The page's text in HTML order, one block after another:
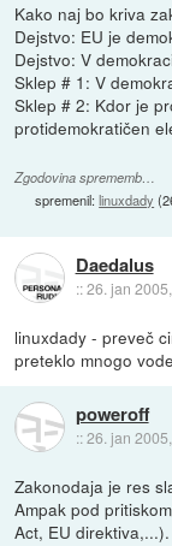
Kako naj bo kriva
Dejstvo: EU je
Dejstvo: V
Sklep # 1: V
Sklep # 2: Kdor je
protidemokratičen
Zgodovina sprememb…
spremenil:linuxdady (
Daedalus
::26. jan
linuxdady - preveč
preteklo mnogo
poweroff
::26. jan
Zakonodaja je res
Ampak pod
Act, EU direktiva,...).